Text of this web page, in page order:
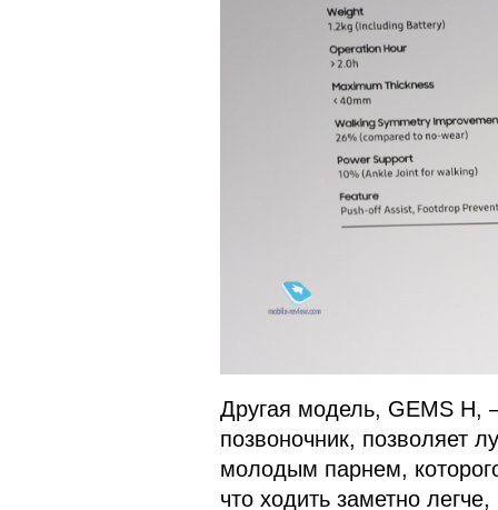
Другая модель, GEMS H, –
позвоночник, позволяет
молодым парнем,
что ходить заметно